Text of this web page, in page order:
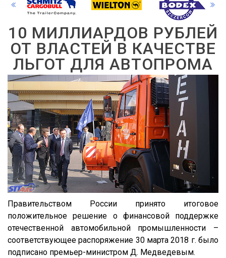
10 МИЛЛИАРДОВ РУБЛЕЙ
ОТ ВЛАСТЕЙ В КАЧЕСТВЕ
ЛЬГОТ ДЛЯ АВТОПРОМА
Правительством России принято итоговое
положительное решение о финансовой поддержке
отечественной автомобильной промышленности –
соответствующее распоряжение 30 марта 2018 г. было
подписано премьер-министром Д. Медведевым.